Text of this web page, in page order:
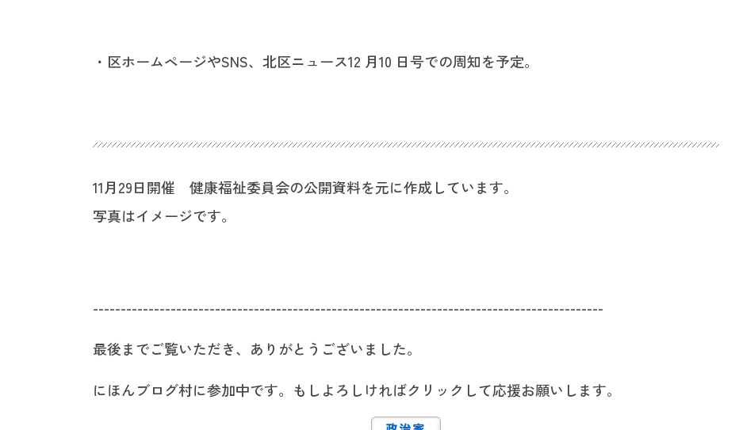
・区ホームページやSNS、北区ニュース12 月10 日号での周知を予定。
11月29日開催 健康福祉委員会の公開資料を元に作成しています。
写真はイメージです。
--------------------------------------------------------------------------------------------
最後までご覧いただき、ありがとうございました。
にほんブログ村に参加中です。もしよろしければクリックして応援お願いします。